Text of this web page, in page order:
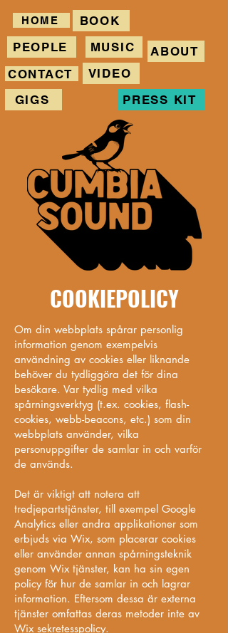
CONTACT
HOME
PEOPLE ABOUT
BOOK
VIDEO
MUSIC
PRESS KIT
GIGS
COOKIEPOLICY
Om din webbplats spårar personlig
information genom exempelvis
användning av cookies eller liknande
behöver du tydliggöra det för dina
besökare. Var tydlig med vilka
spårningsverktyg (t.ex. cookies, flash-
cookies, webb-beacons, etc.) som din
webbplats använder, vilka
personuppgifter de samlar in och varför
de används.
Det är viktigt att notera att
tredjepartstjänster, till exempel Google
Analytics eller andra applikationer som
erbjuds via Wix, som placerar cookies
eller använder annan spårningsteknik
genom Wix tjänster, kan ha sin egen
policy för hur de samlar in och lagrar
information. Eftersom dessa är externa
tjänster omfattas deras metoder inte av
Wix sekretesspolicy.